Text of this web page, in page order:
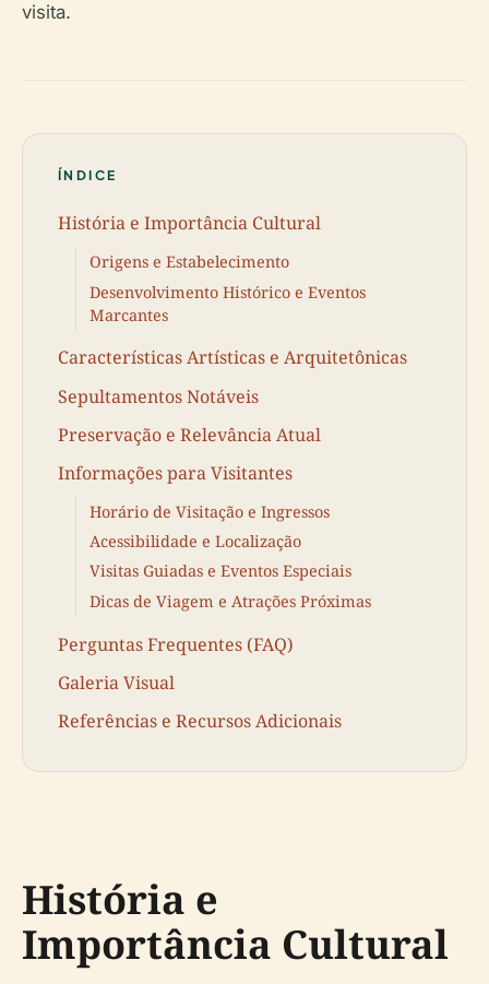
visita.
ÍNDICE
História e Importância Cultural
Origens e Estabelecimento
Desenvolvimento Histórico e Eventos
Marcantes
Características Artísticas e Arquitetônicas
Sepultamentos Notáveis
Preservação e Relevância Atual
Informações para Visitantes
Horário de Visitação e Ingressos
Acessibilidade e Localização
Visitas Guiadas e Eventos Especiais
Dicas de Viagem e Atrações Próximas
Perguntas Frequentes (FAQ)
Galeria Visual
Referências e Recursos Adicionais
História e
Importância Cultural